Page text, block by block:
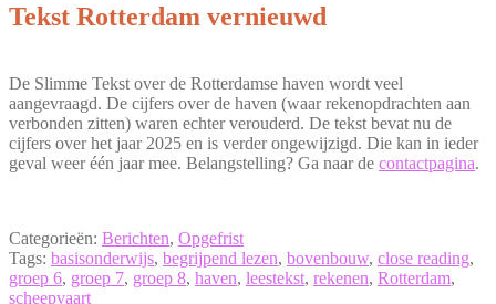
Tekst Rotterdam vernieuwd
De Slimme Tekst over de Rotterdamse haven wordt veel
aangevraagd. De cijfers over de haven (waar rekenopdrachten aan
verbonden zitten) waren echter verouderd. De tekst bevat nu de
cijfers over het jaar 2025 en is verder ongewijzigd. Die kan in ieder
geval weer één jaar mee. Belangstelling? Ga naar de contactpagina.
Categorieën: Berichten, Opgefrist
Tags: basisonderwijs, begrijpend lezen, bovenbouw, close reading,
groep 6, groep 7, groep 8, haven, leestekst, rekenen, Rotterdam,
scheepvaart